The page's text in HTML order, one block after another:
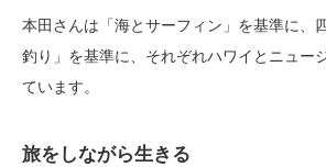
本田さんは「海とサーフィン」を基準に、
釣り」を基準に、それぞれハワイとニュー
ています。
旅をしながら生きる